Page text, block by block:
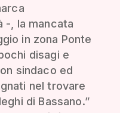
-, la mancata
in zona Ponte
disagi e
sindaco ed
nel trovare
di Bassano.”